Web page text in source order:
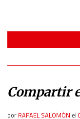
Compartir
por RAFAEL SALOMÓN el